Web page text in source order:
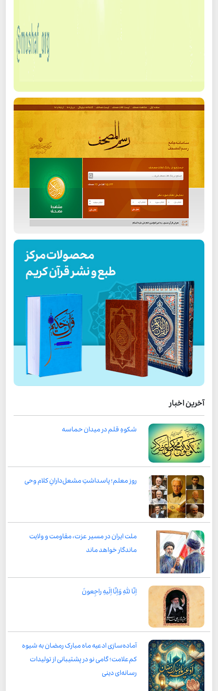
آخرین اخبار
شکوهِ قلم در میدان حماسه
روز معلم؛ پاسداشتِ مشعل‌دارانِ کلام وحی
ملت ایران در مسیر عزت، مقاومت و ولایت
ماندگار خواهد ماند
اِنّا لِلّٰهِ وَاِنّا اِلَیهِ راجِعونَ
آماده‌سازی ادعیه ماه مبارک رمضان به شیوه
کم‌علامت؛ گامی نو در پشتیبانی از تولیدات
رسانه‌ای دینی